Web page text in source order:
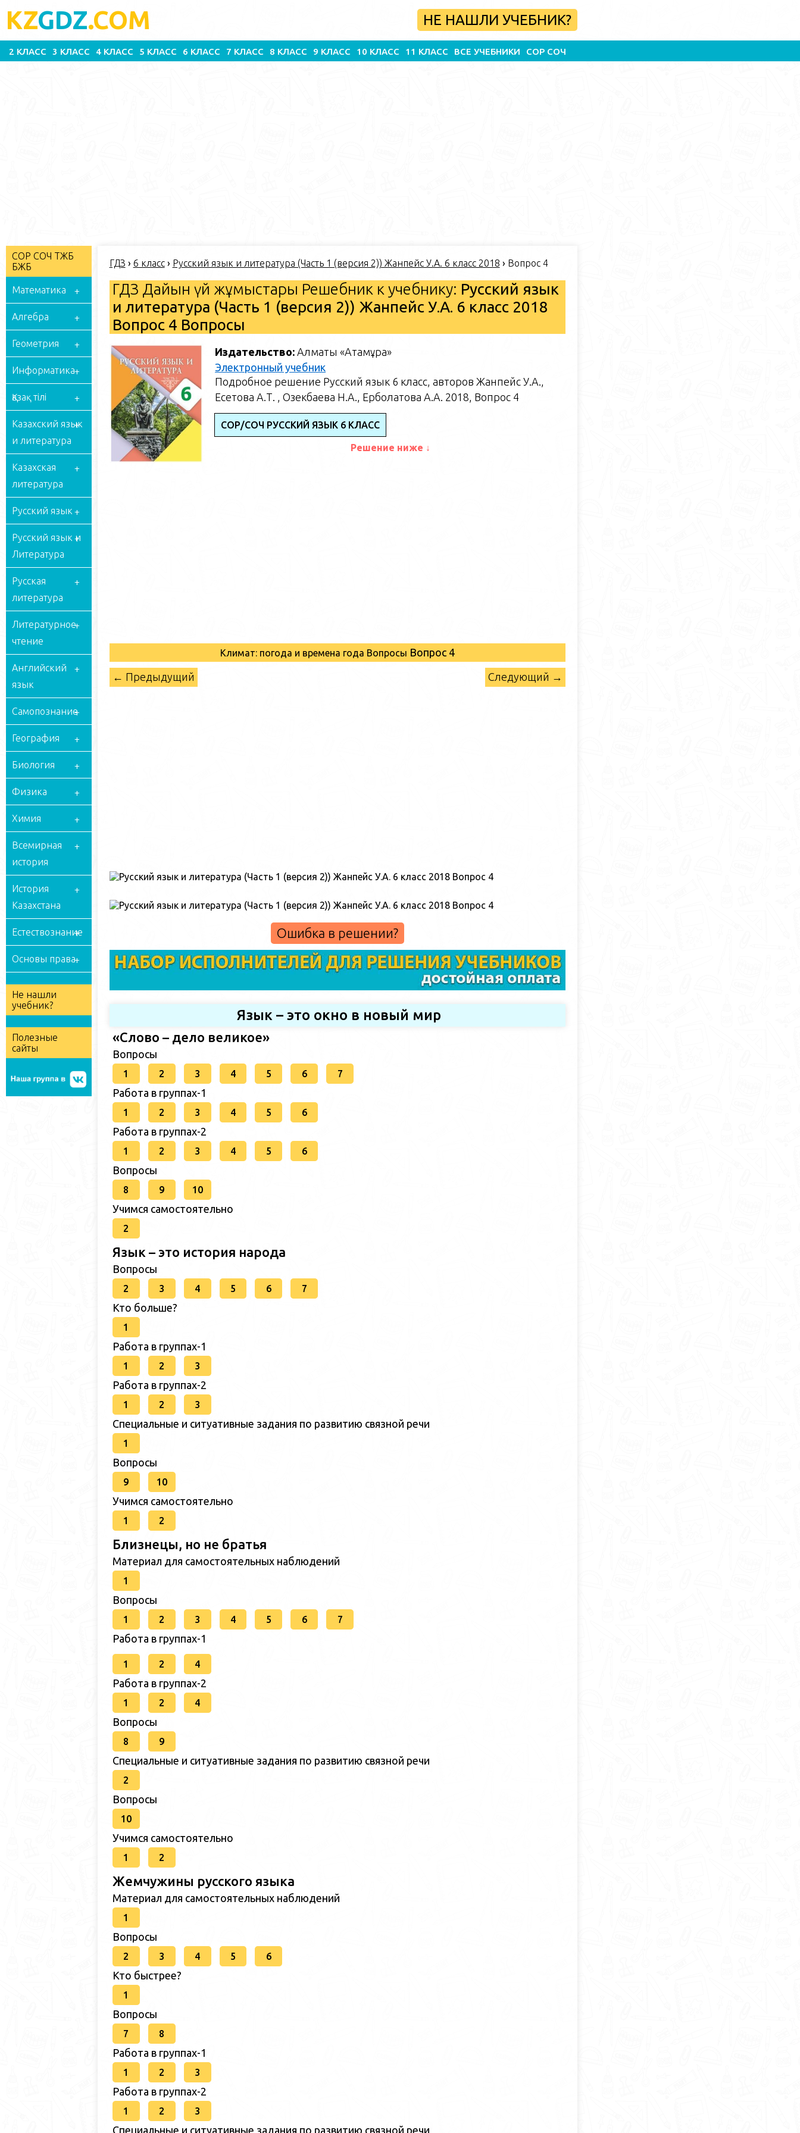
KZGDZ.COM НЕ НАШЛИ УЧЕБНИК?
2 КЛАСС 3 КЛАСС 4 КЛАСС 5 КЛАСС 6 КЛАСС 7 КЛАСС 8 КЛАСС 9 КЛАСС 10 КЛАСС 11 КЛАСС ВСЕ УЧЕБНИКИ СОР СОЧ
СОР СОЧ ТЖБ
БЖБ
Математика
Алгебра
Геометрия
Информатика
Қазақ тілі
Казахский язык
и литература
Казахская
литература
Русский язык
Русский язык и
Литература
Русская
литература
Литературное
чтение
Английский
язык
Самопознание
География
Биология
Физика
Химия
Всемирная
история
История
Казахстана
Естествознание
Основы права
Не нашли
учебник?
Полезные
сайты
ГДЗ › 6 класс› Русский язык и литература (Часть 1 (версия 2)) Жанпейс У.А. 6 класс 2018 › Вопрос 4
ГДЗ Дайын үй жұмыстары Решебник к учебнику: Русский язык
и литература (Часть 1 (версия 2)) Жанпейс У.А. 6 класс 2018
Вопрос 4 Вопросы
Издательство:Алматы «Атамұра»
Электронный учебник
Подробное решение Русский язык 6 класс, авторов Жанпейс У.А.,
Есетова А.Т. , Озекбаева Н.А., Ерболатова А.А. 2018, Вопрос 4
СОР/СОЧ РУССКИЙ ЯЗЫК 6 КЛАСС
Решение ниже ↓
Климат: погода и времена года Вопросы Вопрос 4
← Предыдущий Следующий →
Ошибка в решении?
Язык – это окно в новый мир
«Слово – дело великое»
Вопросы
1 2 3 4 5 6 7
Работа в группах-1
1 2 3 4 5 6
Работа в группах-2
1 2 3 4 5 6
Вопросы
8 9 10
Учимся самостоятельно
2
Язык – это история народа
Вопросы
2 3 4 5 6 7
Кто больше?
1
Работа в группах-1
1 2 3
Работа в группах-2
1 2 3
Специальные и ситуативные задания по развитию связной речи
1
Вопросы
9 10
Учимся самостоятельно
1 2
Близнецы, но не братья
Материал для самостоятельных наблюдений
1
Вопросы
1 2 3 4 5 6 7
Работа в группах-1
1 2 4
Работа в группах-2
1 2 4
Вопросы
8 9
Специальные и ситуативные задания по развитию связной речи
2
Вопросы
10
Учимся самостоятельно
1 2
Жемчужины русского языка
Материал для самостоятельных наблюдений
1
Вопросы
2 3 4 5 6
Кто быстрее?
1
Вопросы
7 8
Работа в группах-1
1 2 3
Работа в группах-2
1 2 3
Специальные и ситуативные задания по развитию связной речи